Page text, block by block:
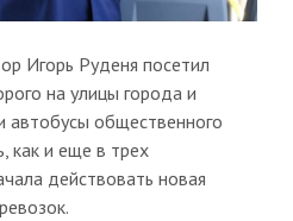
Игорь Руденя посетил
на улицы города и
автобусы общественного
как и еще в трех
действовать новая